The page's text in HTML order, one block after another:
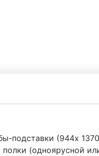
подставки (944х
(одноярусной